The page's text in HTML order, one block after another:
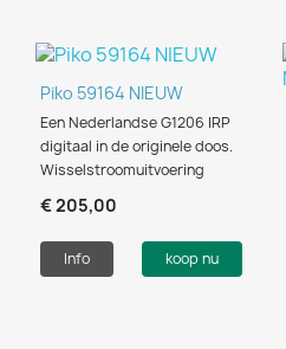
Piko 59164 NIEUW
Een Nederlandse G1206 IRP
digitaal in de originele doos.
Wisselstroomuitvoering
€ 205,00
Info koop nu